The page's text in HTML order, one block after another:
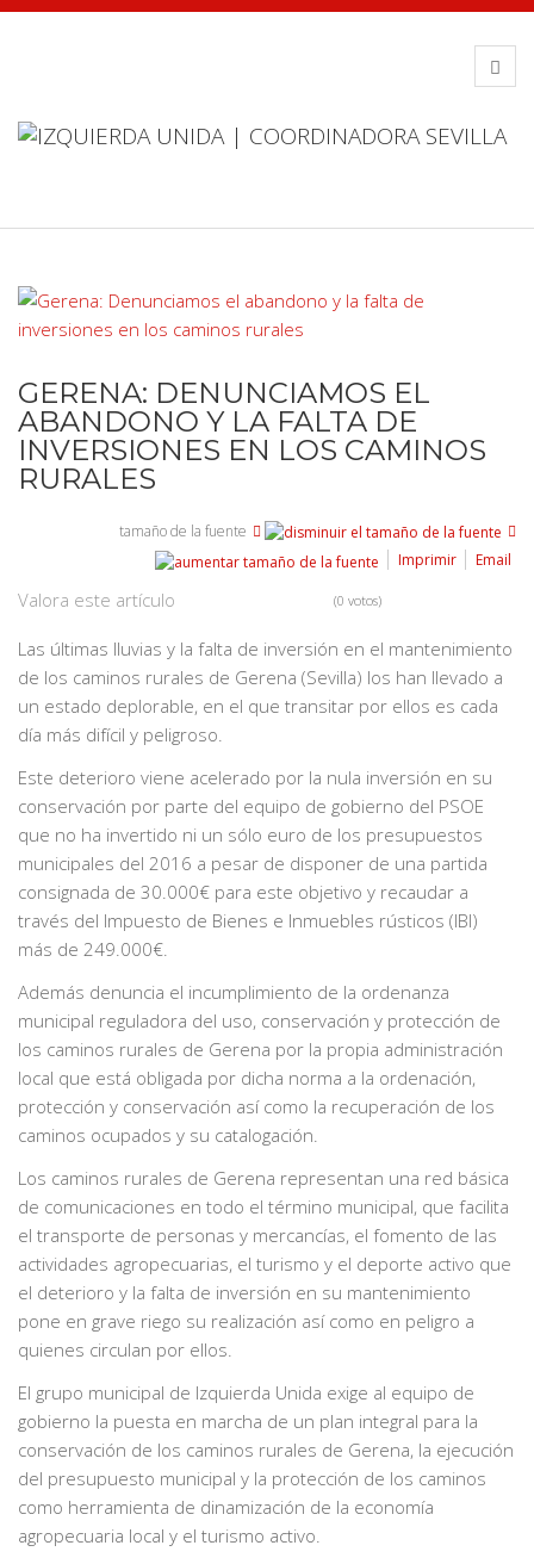
GERENA: DENUNCIAMOS EL
ABANDONO Y LA FALTA DE
INVERSIONES EN LOS CAMINOS
RURALES
tamaño de la fuente
Imprimir
Email
Valora este artículo (0 votos)
Las últimas lluvias y la falta de inversión en el mantenimiento
de los caminos rurales de Gerena (Sevilla) los han llevado a
un estado deplorable, en el que transitar por ellos es cada
día más difícil y peligroso.
Este deterioro viene acelerado por la nula inversión en su
conservación por parte del equipo de gobierno del PSOE
que no ha invertido ni un sólo euro de los presupuestos
municipales del 2016 a pesar de disponer de una partida
consignada de 30.000€ para este objetivo y recaudar a
través del Impuesto de Bienes e Inmuebles rústicos (IBI)
más de 249.000€.
Además denuncia el incumplimiento de la ordenanza
municipal reguladora del uso, conservación y protección de
los caminos rurales de Gerena por la propia administración
local que está obligada por dicha norma a la ordenación,
protección y conservación así como la recuperación de los
caminos ocupados y su catalogación.
Los caminos rurales de Gerena representan una red básica
de comunicaciones en todo el término municipal, que facilita
el transporte de personas y mercancías, el fomento de las
actividades agropecuarias, el turismo y el deporte activo que
el deterioro y la falta de inversión en su mantenimiento
pone en grave riego su realización así como en peligro a
quienes circulan por ellos.
El grupo municipal de Izquierda Unida exige al equipo de
gobierno la puesta en marcha de un plan integral para la
conservación de los caminos rurales de Gerena, la ejecución
del presupuesto municipal y la protección de los caminos
como herramienta de dinamización de la economía
agropecuaria local y el turismo activo.